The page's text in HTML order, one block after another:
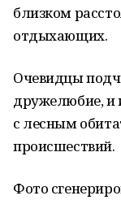
близком
отдыхающих.
Очевидцы
дружелюбие, и
с лесным
происшествий.
Фото